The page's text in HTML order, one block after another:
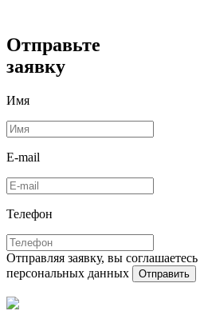
Отправьте
заявку
Имя
E-mail
Телефон
Отправляя заявку, вы
персональных данных
Отправить